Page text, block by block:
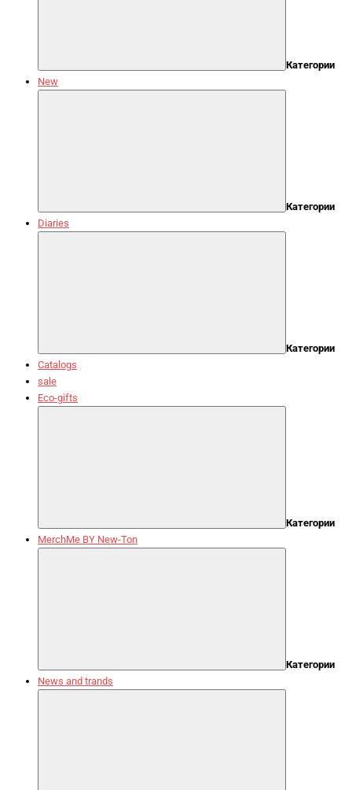
Категории
New
Категории
Diaries
Категории
Catalogs
sale
Eco-gifts
Категории
MerchMe BY New-Ton
Категории
News and trands